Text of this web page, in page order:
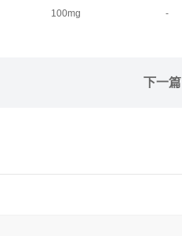
100mg -
下一篇